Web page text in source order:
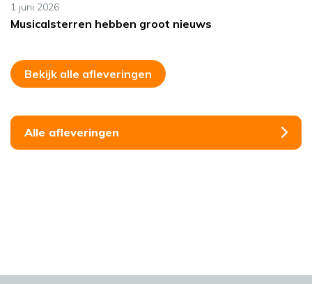
1 juni 2026
Musicalsterren hebben groot nieuws
Bekijk alle afleveringen
Alle afleveringen